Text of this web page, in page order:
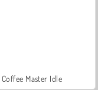
Coffee Master Idle